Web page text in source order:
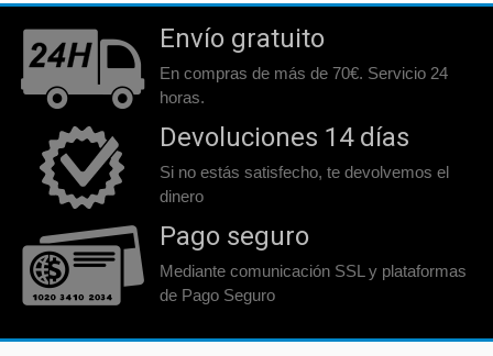
Envío gratuito
En compras de más de 70€. Servicio 24
horas.
Devoluciones 14 días
Si no estás satisfecho, te devolvemos el
dinero
Pago seguro
Mediante comunicación SSL y plataformas
de Pago Seguro